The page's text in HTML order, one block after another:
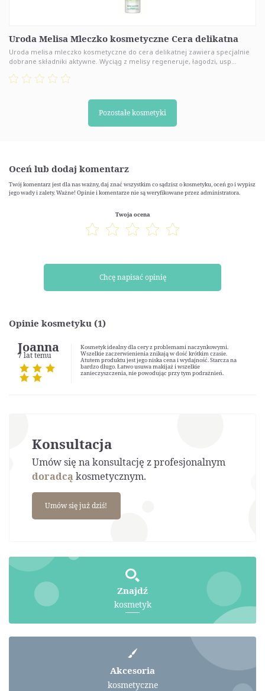
Uroda Melisa Mleczko kosmetyczne Cera delikatna
Uroda melisa mleczko kosmetyczne do cera delikatnej zawiera specjalnie
dobrane składniki aktywne. Wyciąg z melisy regeneruje, łagodzi, usp...
Pozostałe kosmetyki
Oceń lub dodaj komentarz
Twój komentarz jest dla nas ważny, daj znać wszystkim co sądzisz o kosmetyku, oceń go i wypisz
jego wady i zalety. Ważne! Opinie i komentarze nie są weryfikowane przez administratora.
Twoja ocena
Chcę napisać opinię
Opinie kosmetyku (1)
Joanna
7 lat temu
Kosmetyk idealny dla cery z problemami naczynkowymi.
Wszelkie zaczerwienienia znikają w dość krótkim czasie.
Atutem produktu jest jego niska cena i wydajność. Starcza na
bardzo długo. Łatwo usuwa makijaż i wszelkie
zanieczyszczenia, nie powodując przy tym podrażnień.
Konsultacja
Umów się na konsultację z profesjonalnym
doradcąkosmetycznym.
Umów się już dziś!
Znajdź
kosmetyk
Akcesoria
kosmetyczne